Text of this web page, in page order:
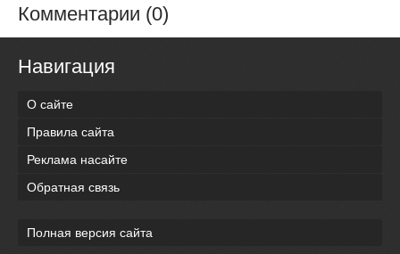
Комментарии (0)
Навигация
О сайте
Правила сайта
Реклама насайте
Обратная связь
Полная версия сайта